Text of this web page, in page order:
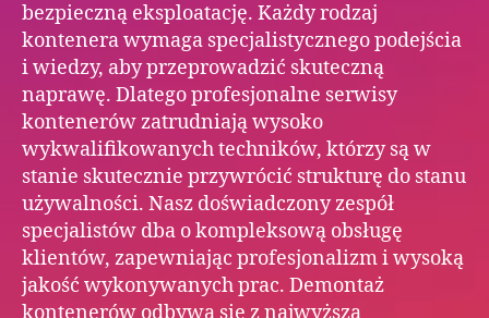
bezpieczną eksploatację. Każdy rodzaj
kontenera wymaga specjalistycznego podejścia
i wiedzy, aby przeprowadzić skuteczną
naprawę. Dlatego profesjonalne serwisy
kontenerów zatrudniają wysoko
wykwalifikowanych techników, którzy są w
stanie skutecznie przywrócić strukturę do stanu
używalności. Nasz doświadczony zespół
specjalistów dba o kompleksową obsługę
klientów, zapewniając profesjonalizm i wysoką
jakość wykonywanych prac. Demontaż
kontenerów odbywa się z najwyższą